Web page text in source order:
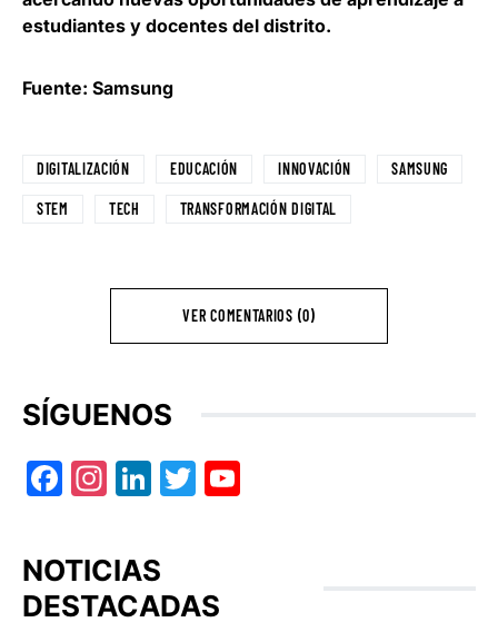
estudiantes y docentes del distrito.
Fuente: Samsung
DIGITALIZACIÓN EDUCACIÓN INNOVACIÓN SAMSUNG
STEM TECH TRANSFORMACIÓN DIGITAL
VER COMENTARIOS (0)
SÍGUENOS
Facebook
Instagram
LinkedIn
Twitter
NOTICIAS
DESTACADAS